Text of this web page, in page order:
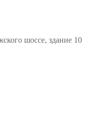
шоссе, здание 10